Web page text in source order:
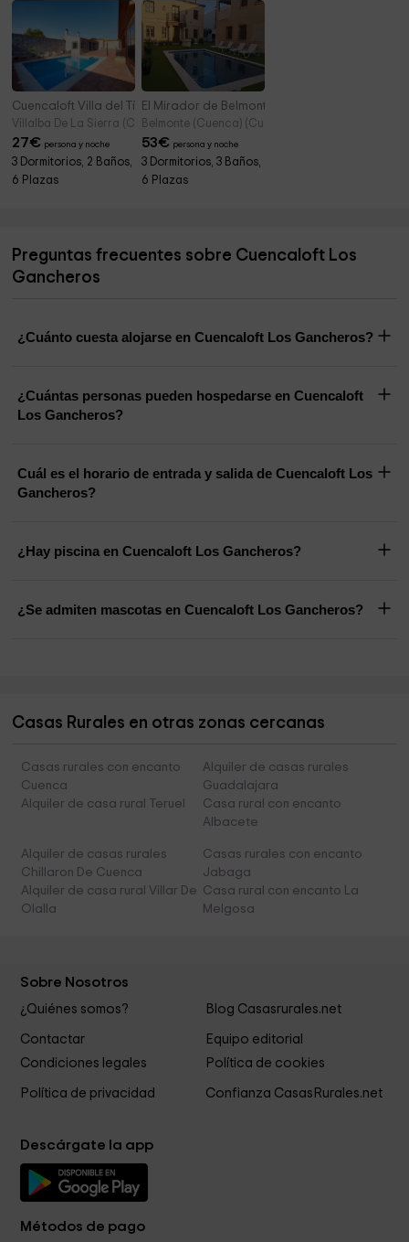
Cuencaloft Villa del Tío Tomarro
Villalba De La Sierra (Cuenca)
27€ persona y noche
3 Dormitorios, 2 Baños,
6 Plazas
El Mirador de Belmonte
Belmonte (Cuenca) (Cuenca)
53€ persona y noche
3 Dormitorios, 3 Baños,
6 Plazas
Preguntas frecuentes sobre Cuencaloft Los
Gancheros
¿Cuánto cuesta alojarse en Cuencaloft Los Gancheros?
¿Cuántas personas pueden hospedarse en Cuencaloft
Los Gancheros?
Cuál es el horario de entrada y salida de Cuencaloft Los
Gancheros?
¿Hay piscina en Cuencaloft Los Gancheros?
¿Se admiten mascotas en Cuencaloft Los Gancheros?
Casas Rurales en otras zonas cercanas
Casas rurales con encanto
Cuenca
Alquiler de casas rurales
Guadalajara
Alquiler de casa rural Teruel
Casa rural con encanto
Albacete
Alquiler de casas rurales
Chillaron De Cuenca
Casas rurales con encanto
Jabaga
Alquiler de casa rural Villar De
Olalla
Casa rural con encanto La
Melgosa
Sobre Nosotros
¿Quiénes somos? Blog Casasrurales.net
Contactar
Equipo editorial
Condiciones legales
Política de cookies
Política de privacidad Confianza CasasRurales.net
Descárgate la app
Métodos de pago